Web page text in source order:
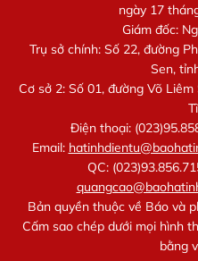
ngày 17
Giám đốc:
Trụ sở chính: Số 22, đường
Sen,
Cơ sở 2: Số 01, đường Võ
Điện thoại:
Email:
QC:
Bản quyền thuộc về Báo và
Cấm sao chép dưới mọi hình
bằng